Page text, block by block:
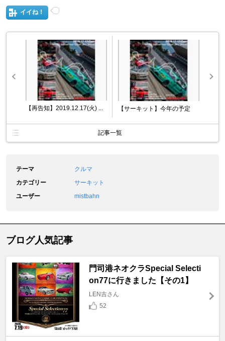
イイね！
【再告知】2019.12.17(火) ... 【サーキット】今年の予定
記事一覧
テーマ
クルマ
カテゴリー
サーキット
ユーザー
mistbahn
ブログ人気記事
門司港ネオクラSpecial Selecti
on77に行きました【その1】
LEN吉さん
52